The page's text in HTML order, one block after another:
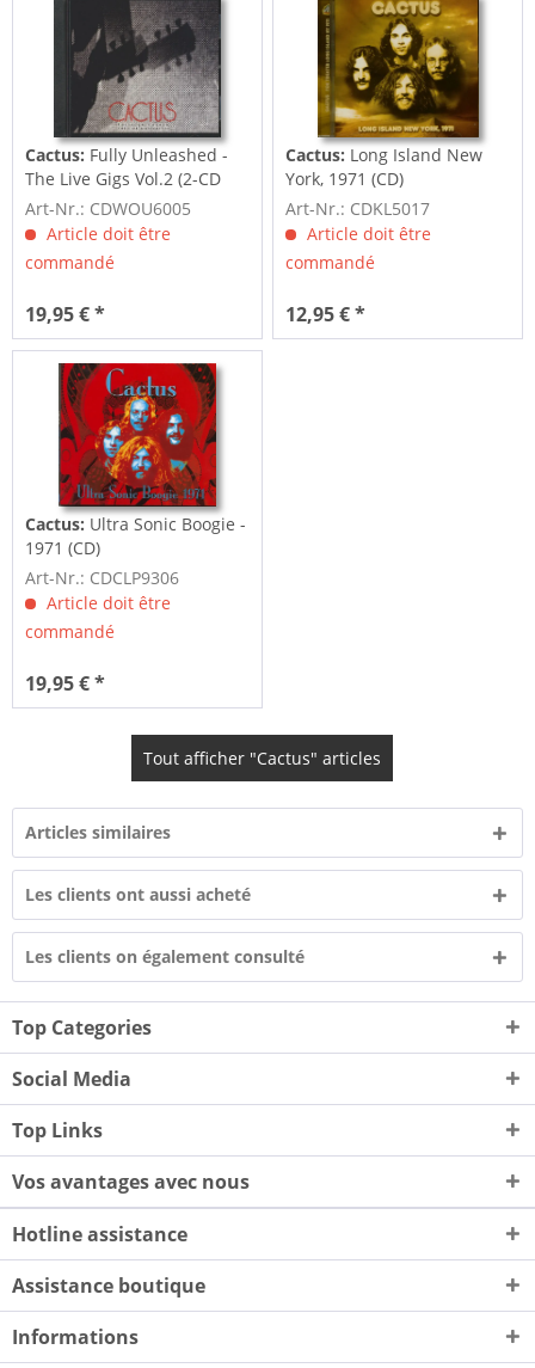
Cactus: Fully Unleashed -
The Live Gigs Vol.2 (2-CD
Set)
Art-Nr.: CDWOU6005
Article doit être
commandé
19,95 € *
Cactus: Long Island New
York, 1971 (CD)
Art-Nr.: CDKL5017
Article doit être
commandé
12,95 € *
Cactus: Ultra Sonic Boogie -
1971 (CD)
Art-Nr.: CDCLP9306
Article doit être
commandé
19,95 € *
Tout afficher "Cactus" articles
Articles similaires
Les clients ont aussi acheté
Les clients on également consulté
Top Categories
Social Media
Top Links
Vos avantages avec nous
Hotline assistance
Assistance boutique
Informations